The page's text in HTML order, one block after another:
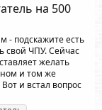
на 500
- подскажите есть
свой ЧПУ. Сейчас
желать
и том же
и встал вопрос